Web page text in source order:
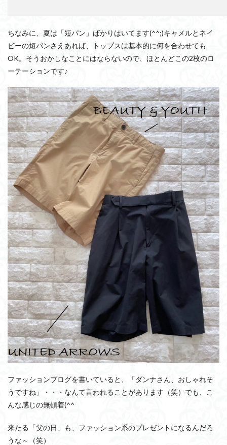
ちなみに、夏は「短パン」ばかりはいてます(^^;)キャメルとネイ
ビーの短パンさえあれば、トップスは基本的に何を合わせても
OK。そうおかしなことにはならないので、ほとんどこの2枚のロ
ーテーションです♪
ファッションブログを書いていると、「ダンナさん、おしゃれそ
うですね」・・・なんて言われることがあります（笑）でも、こ
んな感じの無頓着(^^ゞ
来たる「父の日」も、ファッション系のプレゼントになるんだろ
うな～（笑）